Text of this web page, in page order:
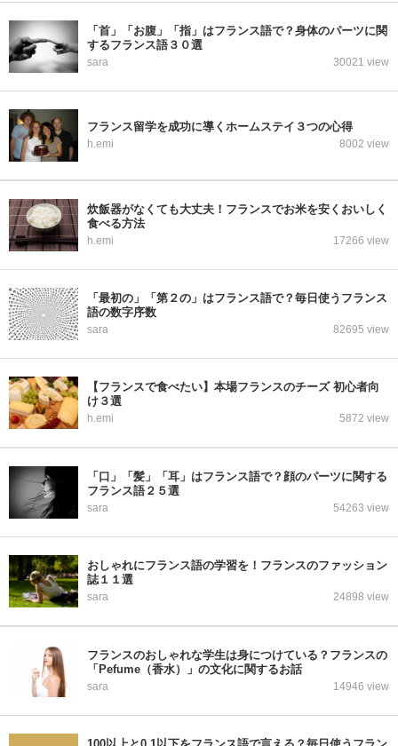
「首」「お腹」「指」はフランス語で？身体のパーツに関
するフランス語３０選
sara 30021 view
フランス留学を成功に導くホームステイ３つの心得
h.emi 8002 view
炊飯器がなくても大丈夫！フランスでお米を安くおいしく
食べる方法
h.emi 17266 view
「最初の」「第２の」はフランス語で？毎日使うフランス
語の数字序数
sara 82695 view
【フランスで食べたい】本場フランスのチーズ 初心者向
け３選
h.emi 5872 view
「口」「髪」「耳」はフランス語で？顔のパーツに関する
フランス語２５選
sara 54263 view
おしゃれにフランス語の学習を！フランスのファッション
誌１１選
sara 24898 view
フランスのおしゃれな学生は身につけている？フランスの
「Pefume（香水）」の文化に関するお話
sara 14946 view